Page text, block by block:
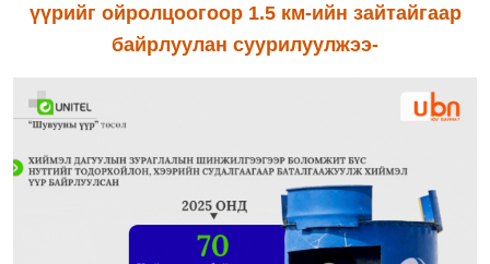
үүрийг ойролцоогоор 1.5 км-ийн зайтайгаар
байрлуулан суурилуулжээ-